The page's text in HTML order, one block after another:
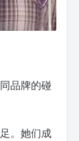
品牌的碰
。她们成